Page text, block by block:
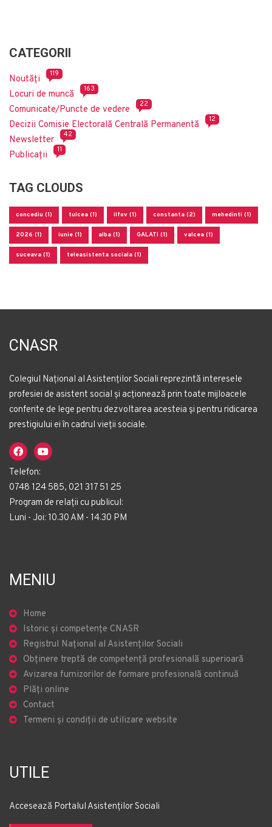
CATEGORII
Noutăți 119
Locuri de muncă 163
Comunicate/Puncte de vedere 22
Decizii Comisie Electorală Centrală Permanentă 12
Newsletter 42
Publicații 11
TAG CLOUDS
concediu (1) tulcea (1) ilfov (1) constanta (2) mehedinti (1)
2026 (1) iunie (1) alba (1) GALATI (1) valcea (1)
suceava (1) teleasistenta sociala (1)
CNASR
Colegiul Național al Asistenților Sociali reprezintă interesele
profesiei de asistent social și acționează prin toate mijloacele
conferite de lege pentru dezvoltarea acesteia și pentru ridicarea
prestigiului ei în cadrul vieții sociale.
Telefon:
0748 124 585, 021 317 51 25
Program de relații cu publicul:
Luni - Joi: 10.30 AM - 14.30 PM
MENIU
Home
Istoric și competențe CNASR
Registrul Național al Asistenților Sociali
Obținere treptă de competență profesională superioară
Avizarea furnizorilor de formare profesională continuă
Plăți online
Contact
Termeni și condiții de utilizare website
UTILE
Accesează Portalul Asistenților Sociali